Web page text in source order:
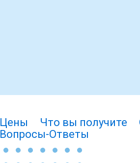
Цены Что вы получите
Вопросы-Ответы